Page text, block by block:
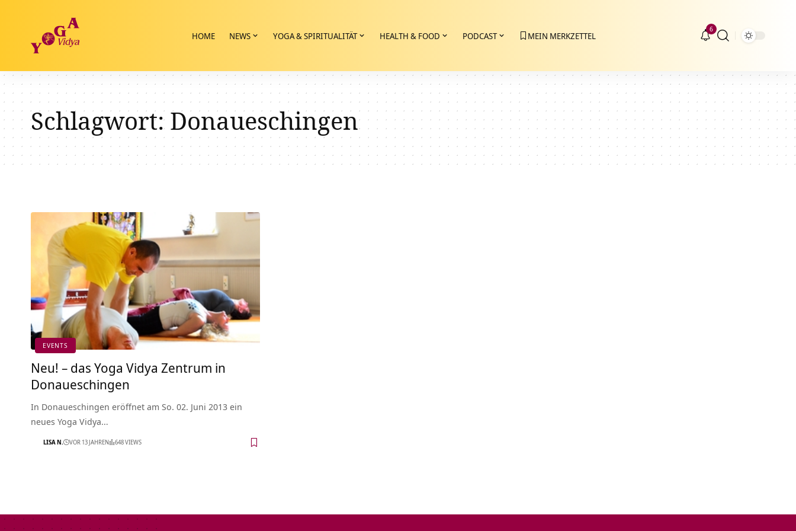
HOME NEWS YOGA & SPIRITUALITÄT HEALTH & FOOD PODCAST MEIN MERKZETTEL
6
Schlagwort:Donaueschingen
EVENTS
Neu! – das Yoga Vidya Zentrum in
Donaueschingen
In Donaueschingen eröffnet am So. 02. Juni 2013 ein
neues Yoga Vidya…
LISA N. VOR 13 JAHREN 648 VIEWS